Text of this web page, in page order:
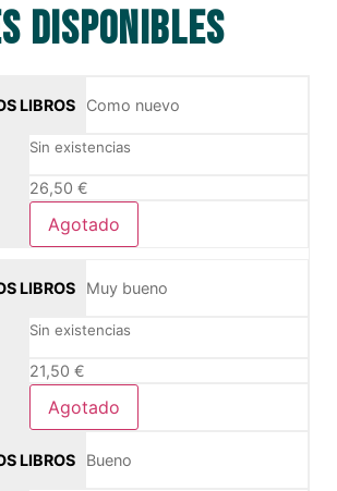
disponibles
Como nuevo
Sin existencias
26,50 €
Agotado
Muy bueno
Sin existencias
21,50 €
Agotado
Bueno